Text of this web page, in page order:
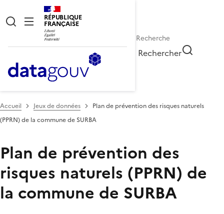
RÉPUBLIQUE
FRANÇAISE
Rechercher
Accueil Jeux de données
Plan de prévention des risques naturels
(PPRN) de la commune de SURBA
Plan de prévention des
risques naturels (PPRN) de
la commune de SURBA